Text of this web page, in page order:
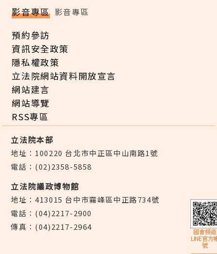
影音專區 影音專區
預約參訪
資訊安全政策
隱私權政策
立法院網站資料開放宣言
網站建言
網站導覽
RSS專區
立法院本部
地址：100220 台北市中正區中山南路1號
電話：(02)2358-5858
立法院議政博物館
地址：413015 台中市霧峰區中正路734號
電話：(04)2217-2900
傳真：(04)2217-2964
國會頻道
LINE官方
號